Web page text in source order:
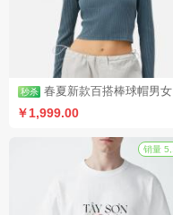
春夏新款百搭棒球帽男女休闲防晒帽时尚鸭舌帽户外嘻哈帽（秒杀活动3）
￥1,999.00